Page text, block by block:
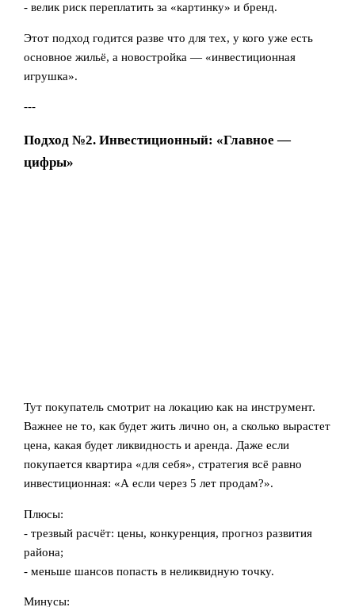
- велик риск переплатить за «картинку» и бренд.
Этот подход годится разве что для тех, у кого уже есть
основное жильё, а новостройка — «инвестиционная
игрушка».
---
Подход №2. Инвестиционный: «Главное —
цифры»
Тут покупатель смотрит на локацию как на инструмент.
Важнее не то, как будет жить лично он, а сколько вырастет
цена, какая будет ликвидность и аренда. Даже если
покупается квартира «для себя», стратегия всё равно
инвестиционная: «А если через 5 лет продам?».
Плюсы:
- трезвый расчёт: цены, конкуренция, прогноз развития
района;
- меньше шансов попасть в неликвидную точку.
Минусы: